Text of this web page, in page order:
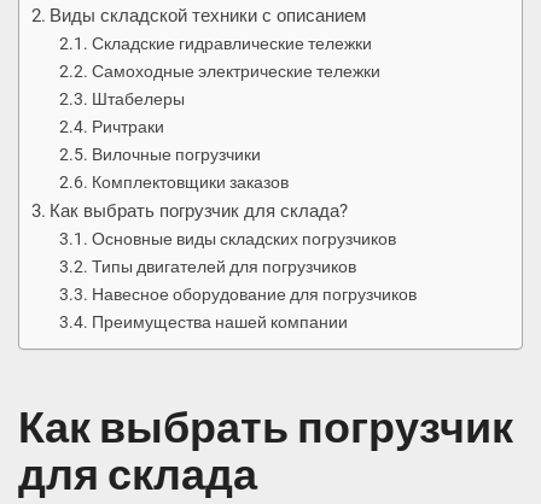
Виды складской техники с описанием
Складские гидравлические тележки
Самоходные электрические тележки
Штабелеры
Ричтраки
Вилочные погрузчики
Комплектовщики заказов
Как выбрать погрузчик для склада?
Основные виды складских погрузчиков
Типы двигателей для погрузчиков
Навесное оборудование для погрузчиков
Преимущества нашей компании
Как выбрать погрузчик
для склада